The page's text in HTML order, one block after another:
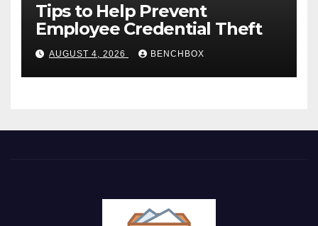
Tips to Help Prevent
Employee Credential Theft
AUGUST 4, 2026 BENCHBOX